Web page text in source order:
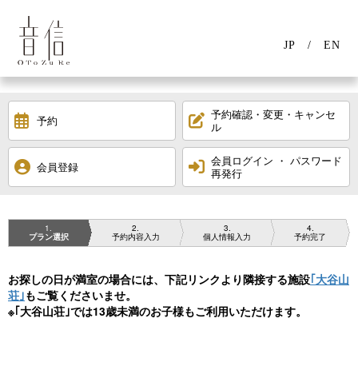
JP EN
予約
予約確認・変更・キャンセ
ル
会員登録
会員ログイン ・ パスワード
再発行
1
プラン選択
2
予約内容入力
3
個人情報入力
4
予約完了
お探しの日が満室の場合には、下記リンクより隣接する施設｢大谷山
荘｣もご覧くださいませ。
※｢大谷山荘｣では13歳未満のお子様もご利用いただけます。